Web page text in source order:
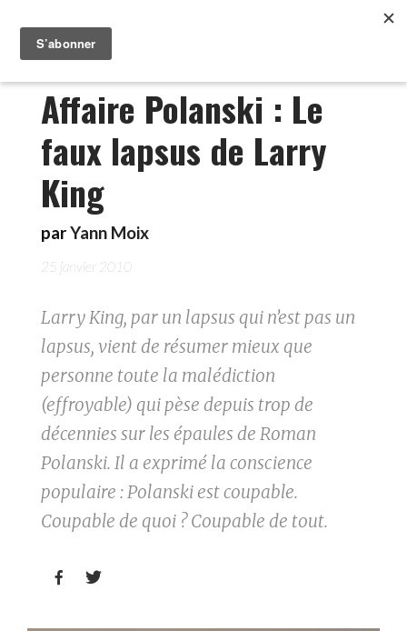
Affaire Polanski : Le
faux lapsus de Larry
King
parYann Moix
25 janvier 2010
Larry King, par un lapsus qui n’est pas un
lapsus, vient de résumer mieux que
personne toute la malédiction
(effroyable) qui pèse depuis trop de
décennies sur les épaules de Roman
Polanski. Il a exprimé la conscience
populaire : Polanski est coupable.
Coupable de quoi ? Coupable de tout.
 